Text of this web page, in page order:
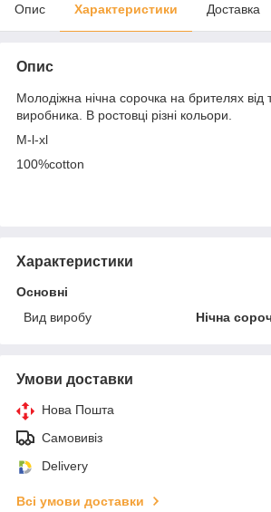
Опис Характеристики Доставка
Опис
Молодіжна нічна сорочка на брителях від
виробника. В ростовці різні кольори.
M-l-xl
100%cotton
Характеристики
Основні
Вид виробу
Нічна
Умови доставки
Нова Пошта
Самовивіз
Delivery
Всі умови доставки